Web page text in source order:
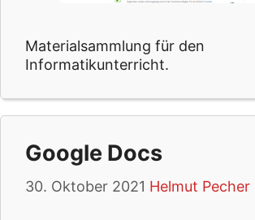
Materialsammlung für den
Informatikunterricht.
Google Docs
30. Oktober 2021 Helmut Pecher